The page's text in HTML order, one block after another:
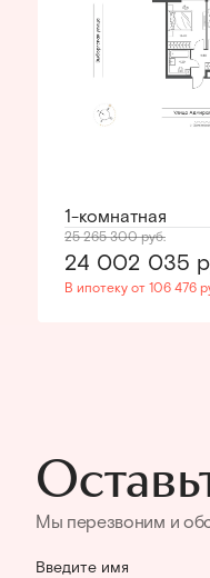
1-комнатная
25 265 300руб.
24 002 035
В ипотеку от 106 476
Мы перезвоним и
Введите имя